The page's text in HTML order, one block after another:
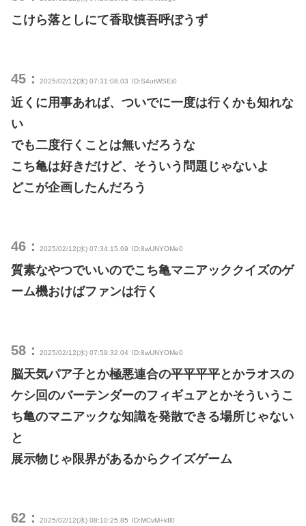
こけら落としにて香取慎吾呼ぼうず
45： 2025/02/12(水) 07:31:08.03 ID:S4utWSEi0
近くに用事あれば、ついでに一度は行くかも知れな
い
でも二度行くことは無いだろうな
こち亀は好きだけど、そういう問題じゃないよ
どこが企画したんだろう
46： 2025/02/12(水) 07:34:15.69 ID:8wUNYOMe0
質素なやつでいいのでこち亀マニアッククイズのゲ
ーム機おけばファンは行く
58： 2025/02/12(水) 07:59:32.04 ID:8wUNYOMe0
脳天気パア子とか極悪連合の平平平平とかラオスの
ケシ回のバーテンダーのフィギュアとかそういうこ
ち亀のマニアックな知識を発散できる場所じゃない
と
展示物じゃ限界があるからクイズゲーム
62： 2025/02/12(水) 08:10:25.85 ID:MCvM+kIl0